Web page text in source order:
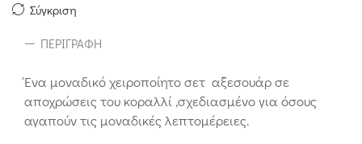
Σύγκριση
ΠΕΡΙΓΡΑΦΉ
Ένα μοναδικό χειροποίητο σετ αξεσουάρ σε
αποχρώσεις του κοραλλί ,σχεδιασμένο για όσους
αγαπούν τις μοναδικές λεπτομέρειες.